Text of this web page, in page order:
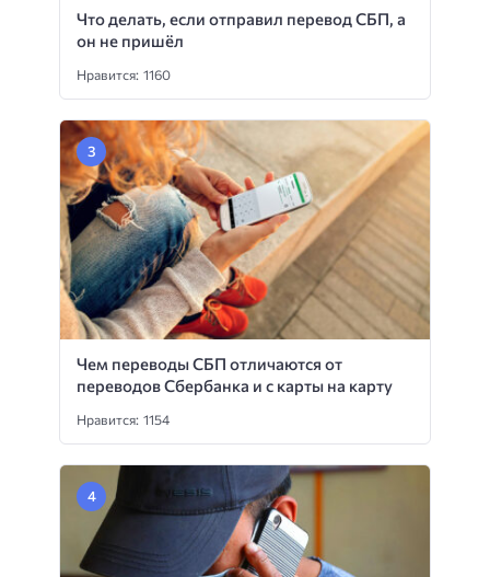
Что делать, если отправил перевод СБП, а
он не пришёл
Нравится: 1160
Чем переводы СБП отличаются от
переводов Сбербанка и с карты на карту
Нравится: 1154